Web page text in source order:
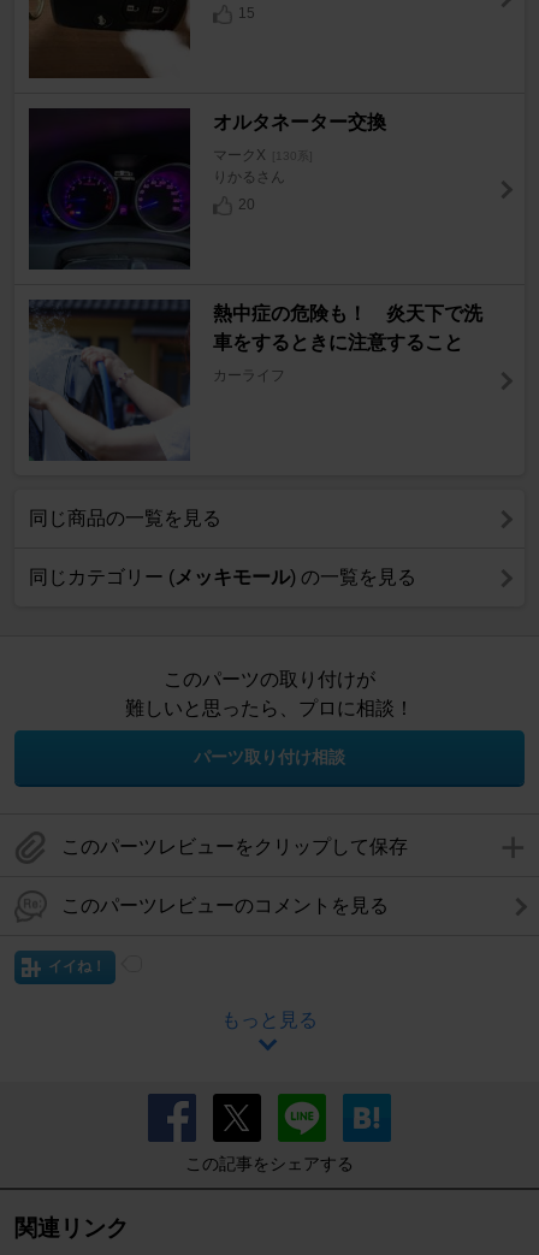
15
オルタネーター交換
マークX [130系]
りかるさん
20
熱中症の危険も！ 炎天下で洗
車をするときに注意すること
カーライフ
同じ商品の一覧を見る
同じカテゴリー (メッキモール) の一覧を見る
このパーツの取り付けが
難しいと思ったら、プロに相談！
パーツ取り付け相談
このパーツレビューをクリップして保存
このパーツレビューのコメントを見る
イイね！
もっと見る
この記事をシェアする
関連リンク